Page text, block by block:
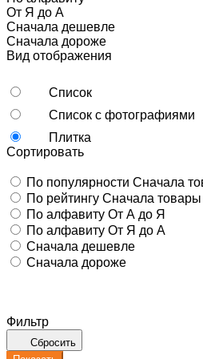
От Я до А
Сначала дешевле
Сначала дороже
Вид отображения
Список
Список с фотографиями
Плитка
Сортировать
По популярности Сначала
По рейтингу Сначала
По алфавиту От А до Я
По алфавиту От Я до А
Сначала дешевле
Сначала дороже
Фильтр
Сбросить